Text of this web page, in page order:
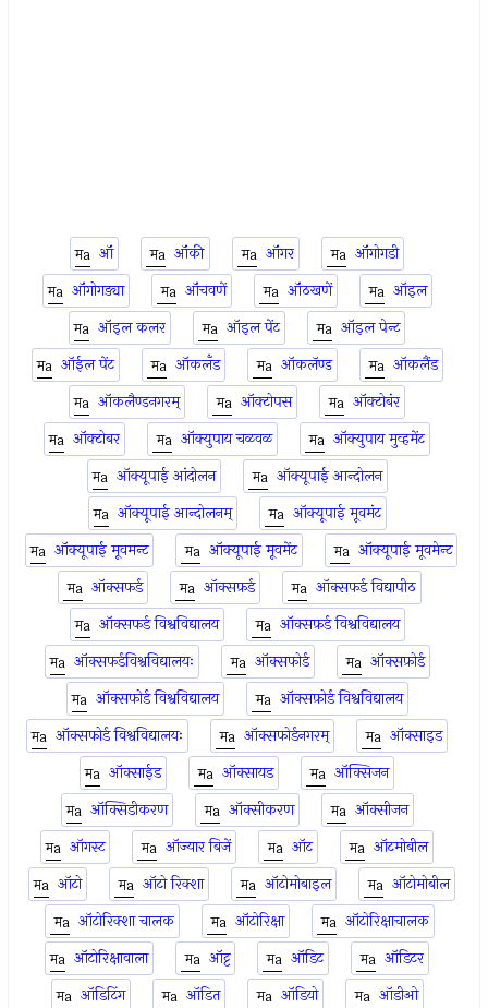
ऑं ऑंकी ऑंगर
ऑंगोगडी
ऑंगोगड्या
ऑंचवणें ऑंठखणें
ऑइल
ऑइल कलर
ऑइल पेंट
ऑइल पेन्ट
ऑईल पेंट
ऑकलँड ऑकलॅण्ड
ऑकलैंड
ऑकलैण्डनगरम्
ऑक्टोपस
ऑक्टोबंर
ऑक्टोबर
ऑक्युपाय चळवळ
ऑक्युपाय मुव्हमेंट
ऑक्यूपाई आंदोलन
ऑक्यूपाई आन्दोलन
ऑक्यूपाई आन्दोलनम्
ऑक्यूपाई मूवमंट
ऑक्यूपाई मूवमन्ट
ऑक्यूपाई मूवमेंट
ऑक्यूपाई मूवमेन्ट
ऑक्सफर्ड
ऑक्सफ़र्ड
ऑक्सफर्ड विद्यापीठ
ऑक्सफर्ड विश्वविद्यालय
ऑक्सफ़र्ड विश्वविद्यालय
ऑक्सफर्डविश्वविद्यालयः
ऑक्सफोर्ड
ऑक्सफ़ोर्ड
ऑक्सफोर्ड विश्वविद्यालय
ऑक्सफ़ोर्ड विश्वविद्यालय
ऑक्सफोर्ड विश्वविद्यालयः
ऑक्सफोर्डनगरम्
ऑक्साइड
ऑक्साईड
ऑक्सायड
ऑक्सिजन
ऑक्सिडीकरण
ऑक्सीकरण
ऑक्सीजन
ऑगस्ट
ऑज्यार बिजें ऑट
ऑटमोबील
ऑटो
ऑटो रिक्शा ऑटोमोबाइल
ऑटोमोबील
ऑटोरिक्शा चालक
ऑटोरिक्षा
ऑटोरिक्षाचालक
ऑटोरिक्षावाला
ऑट्ट ऑडिट
ऑडिटर
ऑडिटिंग
ऑडित ऑडियो
ऑडीओ